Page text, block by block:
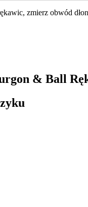
zmierz obwód
& Ball